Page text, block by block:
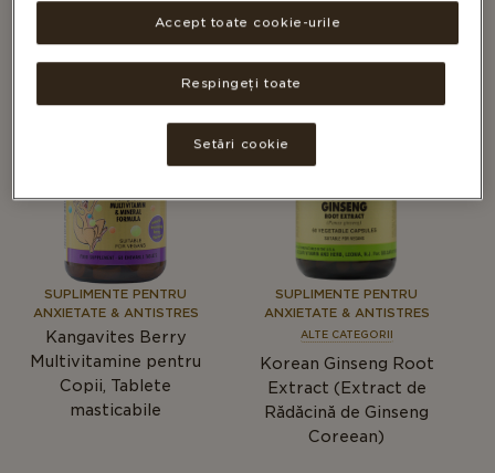
Glucozamină cu MSM
(Fără crustacee)
Acid, Chondroitin, MSM
Complex
SUPLIMENTE PENTRU
ANXIETATE & ANTISTRES
Kangavites Berry
Multivitamine pentru
Copii, Tablete
masticabile
SUPLIMENTE PENTRU
ANXIETATE & ANTISTRES
ALTE CATEGORII
Korean Ginseng Root
Extract (Extract de
Rădăcină de Ginseng
Coreean)
Respingeți toate
Accept toate cookie-urile
Setări cookie